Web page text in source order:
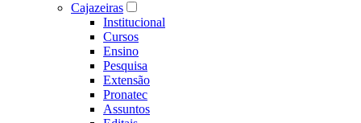
Cajazeiras
Institucional
Cursos
Ensino
Pesquisa
Extensão
Pronatec
Assuntos